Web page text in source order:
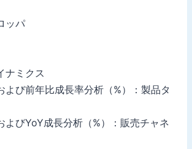
ッパ
ナミクス
よび前年比成長率分析（%）：製品タ
よびYoY成長分析（%）：販売チャネ